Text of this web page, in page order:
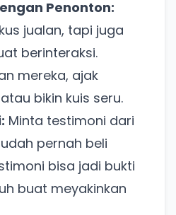
Penonton:
jualan, tapi juga
berinteraksi.
mereka, ajak
bikin kuis seru.
Minta testimoni dari
pernah beli
bisa jadi bukti
buat meyakinkan